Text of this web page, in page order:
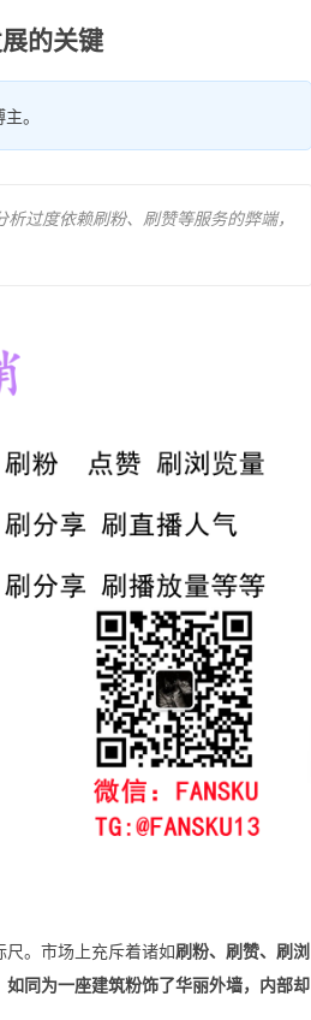
的关键
。
过度依赖刷粉、刷赞等服务的弊端，
。市场上充斥着诸如刷粉、刷赞、刷浏
同为一座建筑粉饰了华丽外墙，内部却